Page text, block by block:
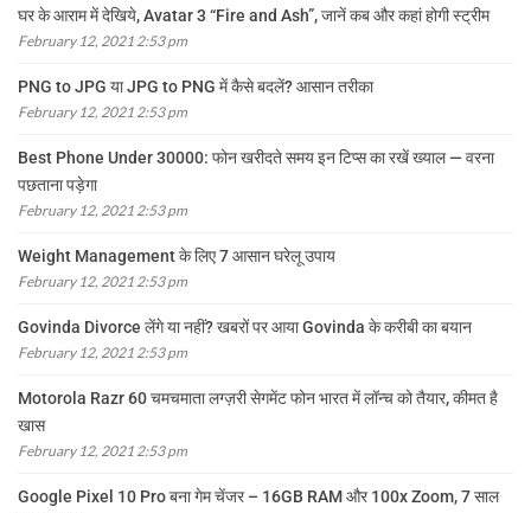
घर के आराम में देखिये, Avatar 3 “Fire and Ash”, जानें कब और कहां होगी स्ट्रीम
February 12, 2021 2:53 pm
PNG to JPG या JPG to PNG में कैसे बदलें? आसान तरीका
February 12, 2021 2:53 pm
Best Phone Under 30000: फोन खरीदते समय इन टिप्स का रखें ख्याल — वरना
पछताना पड़ेगा
February 12, 2021 2:53 pm
Weight Management के लिए 7 आसान घरेलू उपाय
February 12, 2021 2:53 pm
Govinda Divorce लेंगे या नहीं? खबरों पर आया Govinda के करीबी का बयान
February 12, 2021 2:53 pm
Motorola Razr 60 चमचमाता लग्ज़री सेगमेंट फोन भारत में लॉन्च को तैयार, कीमत है
खास
February 12, 2021 2:53 pm
Google Pixel 10 Pro बना गेम चेंजर – 16GB RAM और 100x Zoom, 7 साल